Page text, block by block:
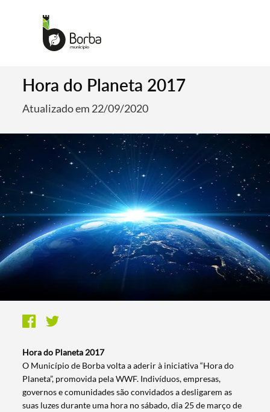
Hora do Planeta 2017
Atualizado em 22/09/2020
Hora do Planeta 2017
O Município de Borba volta a aderir à iniciativa “Hora do
Planeta”, promovida pela WWF. Indivíduos, empresas,
governos e comunidades são convidados a desligarem as
suas luzes durante uma hora no sábado, dia 25 de março de